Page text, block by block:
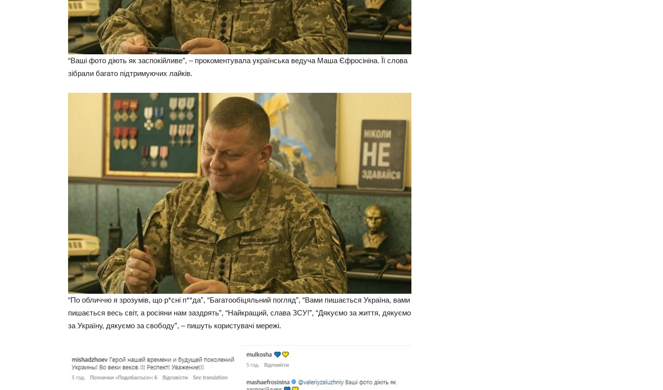
“Ваші фото діють як заспокійливе”, – прокоментувала українська ведуча Маша Єфросініна. Її слова
зібрали багато підтримуючих лайків.
“По обличчю я зрозумів, що р*сні п**да”, “Багатообіцяльний погляд”, “Вами пишається Україна, вами
пишається весь світ, а росіяни нам заздрять”, “Найкращий, слава ЗСУ!”, “Дякуємо за життя, дякуємо
за Україну, дякуємо за свободу”, – пишуть користувачі мережі.